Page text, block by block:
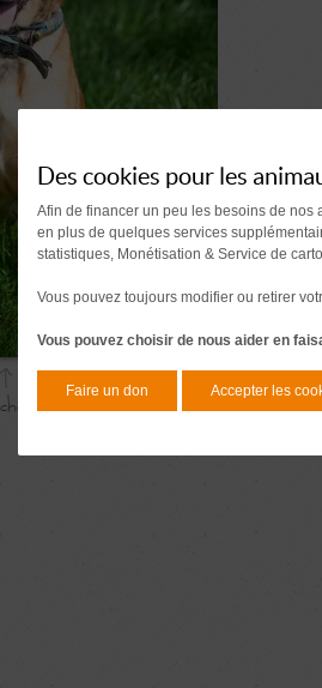
Des cookies pour les
Afin de financer un peu les besoins de
en plus de quelques services
statistiques, Monétisation & Service de
Vous pouvez toujours modifier ou retirer
Vous pouvez choisir de nous aider en
Faire un don Accepter les